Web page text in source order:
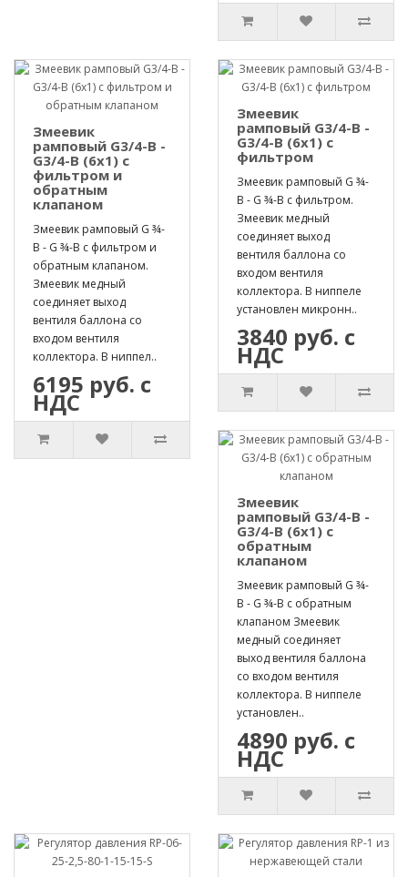
Змеевик
рамповый G3/4-B -
G3/4-B (6х1) с
фильтром и
обратным
клапаном
Змеевик рамповый G ¾-
B - G ¾-B с фильтром и
обратным клапаном.
Змеевик медный
соединяет выход
вентиля баллона со
входом вентиля
коллектора. В ниппел..
6195 руб. с
НДС
Змеевик
рамповый G3/4-B -
G3/4-B (6х1) с
фильтром
Змеевик рамповый G ¾-
B - G ¾-B с фильтром.
Змеевик медный
соединяет выход
вентиля баллона со
входом вентиля
коллектора. В ниппеле
установлен микронн..
3840 руб. с
НДС
Змеевик
рамповый G3/4-B -
G3/4-B (6х1) с
обратным
клапаном
Змеевик рамповый G ¾-
B - G ¾-B с обратным
клапаном Змеевик
медный соединяет
выход вентиля баллона
со входом вентиля
коллектора. В ниппеле
установлен..
4890 руб. с
НДС